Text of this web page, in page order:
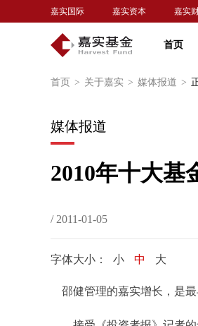
嘉实国际 嘉实资本 嘉实
首页
首页 > 关于嘉实 > 媒体报道 >
媒体报道
2010年十大基
/ 2011-01-05
字体大小： 小 中 大
邵健管理的嘉实增长，是最